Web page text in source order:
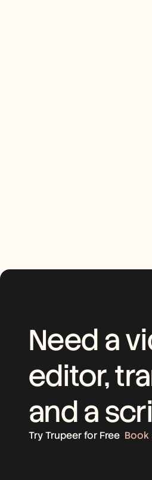
Need a
editor,
and a
Try Trupeer for Free Book